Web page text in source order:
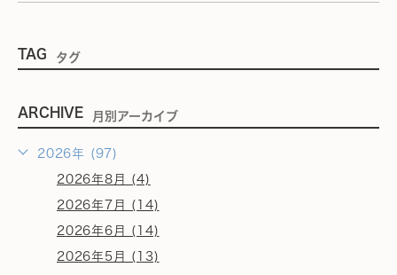
TAG タグ
ARCHIVE 月別アーカイブ
2026年 (97)
2026年8月 (4)
2026年7月 (14)
2026年6月 (14)
2026年5月 (13)